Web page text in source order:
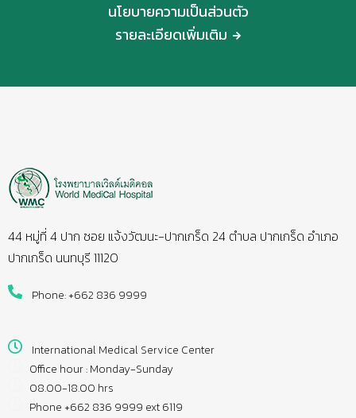
นโยบายความเป็นส่วนตัว
รายละเอียดเพิ่มเติม
44 หมู่ที่ 4 ปาก ซอย แจ้งวัฒนะ-ปากเกร็ด 24 ตำบล ปากเกร็ด อำเภอ
ปากเกร็ด นนทบุรี 11120
Phone: +662 836 9999
International Medical Service Center
Office hour : Monday-Sunday
08.00-18.00 hrs
Phone +662 836 9999 ext 6119